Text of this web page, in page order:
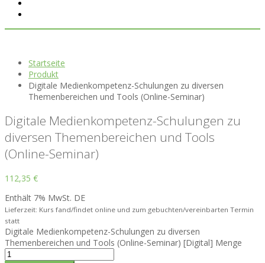
Startseite
Produkt
Digitale Medienkompetenz-Schulungen zu diversen
Themenbereichen und Tools (Online-Seminar)
Digitale Medienkompetenz-Schulungen zu
diversen Themenbereichen und Tools
(Online-Seminar)
112,35 €
Enthält 7% MwSt. DE
Lieferzeit: Kurs fand/findet online und zum gebuchten/vereinbarten Termin
statt
Digitale Medienkompetenz-Schulungen zu diversen
Themenbereichen und Tools (Online-Seminar) [Digital] Menge